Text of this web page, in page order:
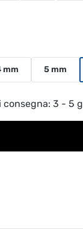
mm 5 mm
la
consegna: 3 - 5